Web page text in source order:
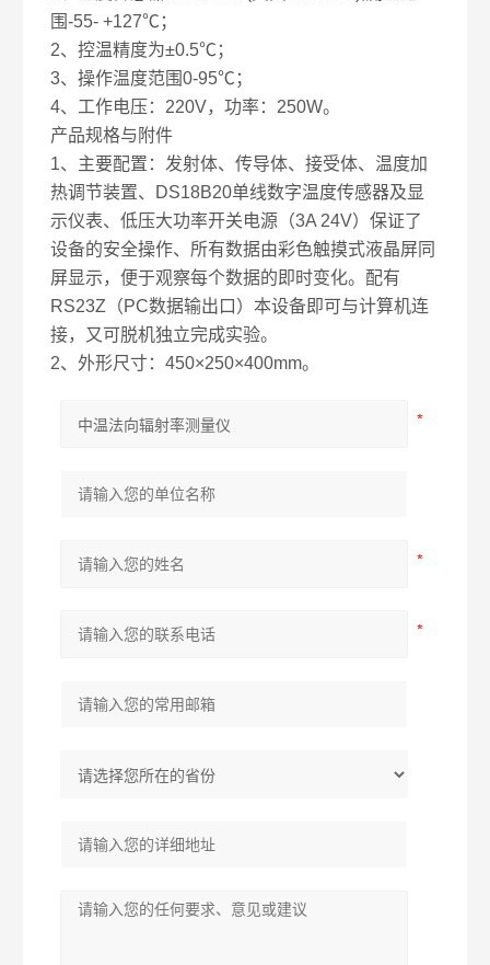
围-55- +127℃；
2、控温精度为±0.5℃；
3、操作温度范围0-95℃；
4、工作电压：220V，功率：250W。
产品规格与附件
1、主要配置：发射体、传导体、接受体、温度加
热调节装置、DS18B20单线数字温度传感器及显
示仪表、低压大功率开关电源（3A 24V）保证了
设备的安全操作、所有数据由彩色触摸式液晶屏同
屏显示，便于观察每个数据的即时变化。配有
RS23Z（PC数据输出口）本设备即可与计算机连
接，又可脱机独立完成实验。
2、外形尺寸：450×250×400mm。